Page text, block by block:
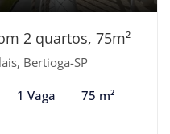
2 quartos, 75m²
Bertioga-SP
1 Vaga 75 m²